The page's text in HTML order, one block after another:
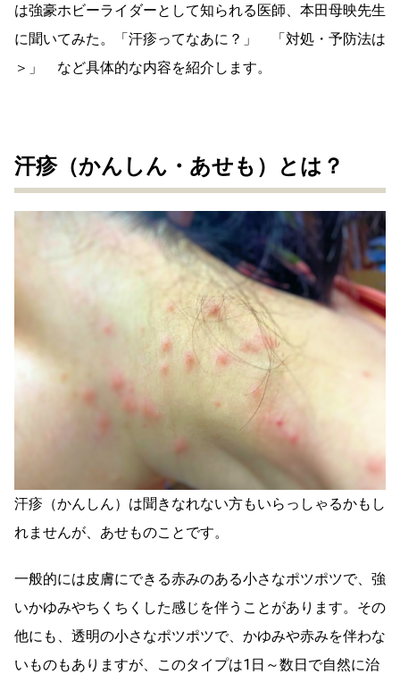
は強豪ホビーライダーとして知られる医師、 本田母映先生
に聞いてみた。「汗疹ってなあに？」 「対処・予防法は
＞」 など具体的な内容を紹介します。
汗疹（かんしん・あせも）とは？
汗疹（かんしん）は聞きなれない方もいらっしゃるかもし
れませんが、あせものことです。
一般的には皮膚にできる赤みのある小さなポツポツで、強
いかゆみやちくちくした感じを伴うことがあります。その
他にも、透明の小さなポツポツで、かゆみや赤みを伴わな
いものもありますが、このタイプは1日～数日で自然に治